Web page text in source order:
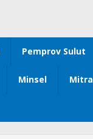
Pemprov Sulut
Minsel Mitra